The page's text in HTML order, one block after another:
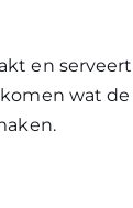
en
wat